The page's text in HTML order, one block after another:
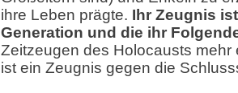
ihre Leben prägte. Ihr Zeugnis
Generation und die ihr
Zeitzeugen des Holocausts mehr
ist ein Zeugnis gegen die